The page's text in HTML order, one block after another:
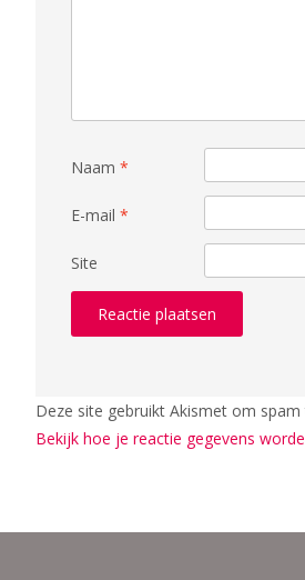
Naam *
E-mail *
Site
Deze site gebruikt Akismet om
Bekijk hoe je reactie gegevens